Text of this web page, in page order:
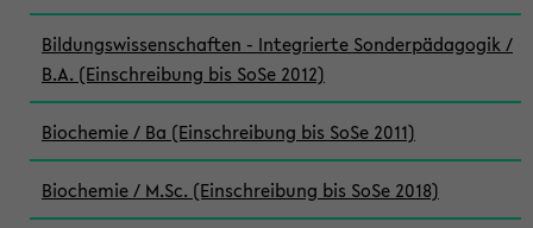
Bildungswissenschaften - Integrierte Sonderpädagogik /
B.A. (Einschreibung bis SoSe 2012)
Biochemie / Ba (Einschreibung bis SoSe 2011)
Biochemie / M.Sc. (Einschreibung bis SoSe 2018)